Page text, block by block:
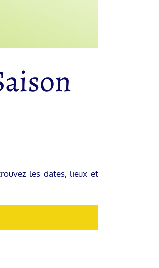
les dates, lieux et